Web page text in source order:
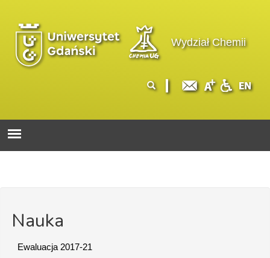
Wydział Chemii
wyszukiwania
Nauka
Ewaluacja 2017-21